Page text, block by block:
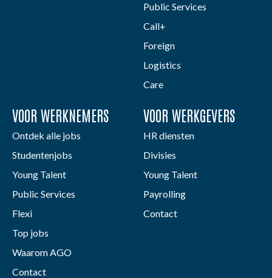
Public Services
Call+
Foreign
Logistics
Care
VOOR WERKNEMERS
Ontdek alle jobs
Studentenjobs
Young Talent
Public Services
Flexi
Top jobs
Waarom AGO
Contact
VOOR WERKGEVERS
HR diensten
Divisies
Young Talent
Payrolling
Contact